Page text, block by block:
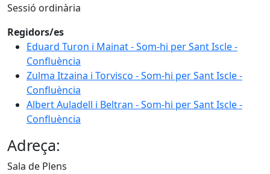
Sessió ordinària
Regidors/es
Eduard Turon i Mainat - Som-hi per Sant Iscle -
Confluència
Zulma Itzaina i Torvisco - Som-hi per Sant Iscle -
Confluència
Albert Auladell i Beltran - Som-hi per Sant Iscle -
Confluència
Adreça:
Sala de Plens